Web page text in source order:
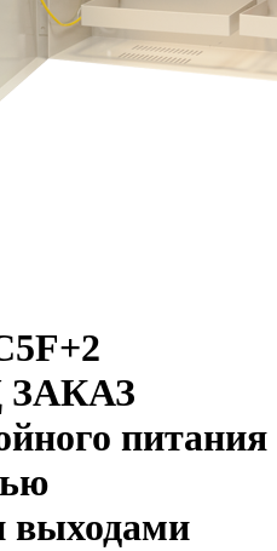
ЗАКАЗ
питания